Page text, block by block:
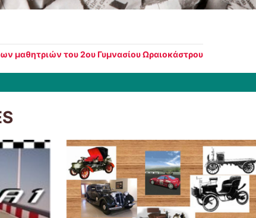
μαθητριών του 2ου Γυμνασίου Ωραιοκάστρου